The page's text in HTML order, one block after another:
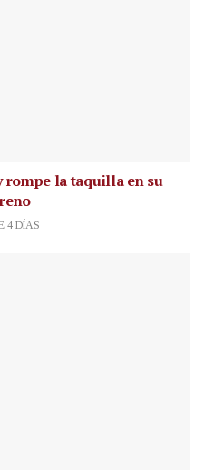
rompe la taquilla en su
4 DÍAS